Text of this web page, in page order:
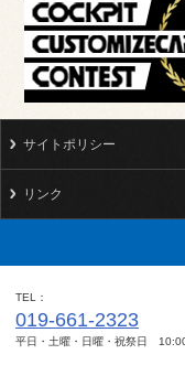
サイトポリシー
リンク
TEL
019-661-2323
平日・土曜・日曜・祝祭日